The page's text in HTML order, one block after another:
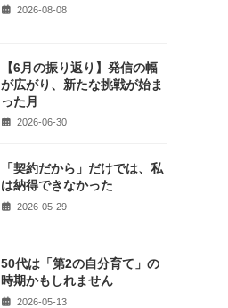
2026-08-08
【6月の振り返り】発信の幅
が広がり、新たな挑戦が始ま
った月
2026-06-30
「契約だから」だけでは、私
は納得できなかった
2026-05-29
50代は「第2の自分育て」の
時期かもしれません
2026-05-13